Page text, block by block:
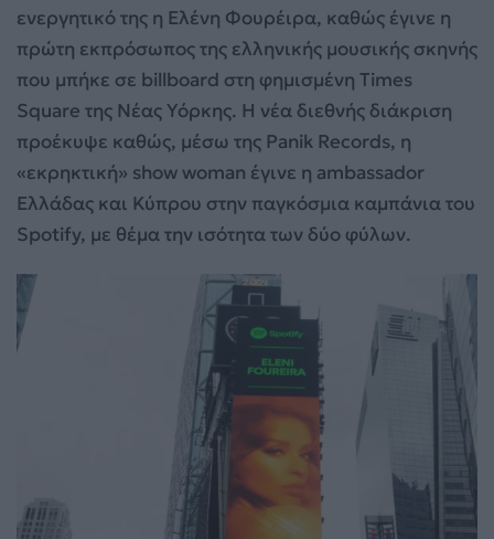
ενεργητικό της η Ελένη Φουρέιρα, καθώς έγινε η
πρώτη εκπρόσωπος της ελληνικής μουσικής σκηνής
που μπήκε σε billboard στη φημισμένη Times
Square της Νέας Υόρκης. Η νέα διεθνής διάκριση
προέκυψε καθώς, μέσω της Panik Records, η
«εκρηκτική» show woman έγινε η ambassador
Ελλάδας και Κύπρου στην παγκόσμια καμπάνια του
Spotify, με θέμα την ισότητα των δύο φύλων.